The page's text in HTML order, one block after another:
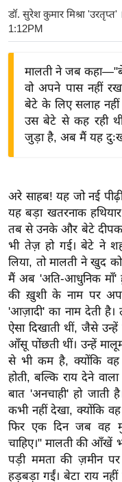
य
बि
द्यो
त
वि
शे
ष
ज्ञ
रा
य
ब
ज
ट
खे
ल
क्रि
के
ट
डॉ. सुरेश कुमार मिश्रा 'उरतृप्त'
1:12PM
मालती ने जब
वो अपने पास नहीं
बेटे के लिए सलाह नहीं
उस बेटे से कह रही
जुड़ा है, अब मैं यह
अरे साहब! यह जो नई
यह बड़ा खतरनाक
तब से उनके और बेटे दीपक
भी तेज़ हो गई। बेटे ने
लिया, तो मालती ने खुद
मैं अब 'अति-आधुनिक माँ'
की ख़ुशी के नाम पर
'आज़ादी' का नाम देती है।
ऐसा दिखाती थीं, जैसे
आँसू पोंछती थीं। उन्हें
से भी कम है, क्योंकि वह
होती, बल्कि राय देने
बात 'अनचाही' हो
कभी नहीं देखा, क्योंकि
फिर एक दिन जब वह
चाहिए।" मालती की आँखें
पड़ी ममता की ज़मीन
हड़बड़ा गईं। बेटा राय